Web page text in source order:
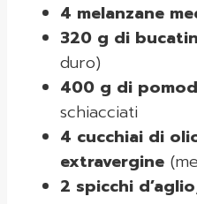
4 melanzane
320 g di
duro)
400 g di
schiacciati
4 cucchiai di
extravergine
2 spicchi d’aglio